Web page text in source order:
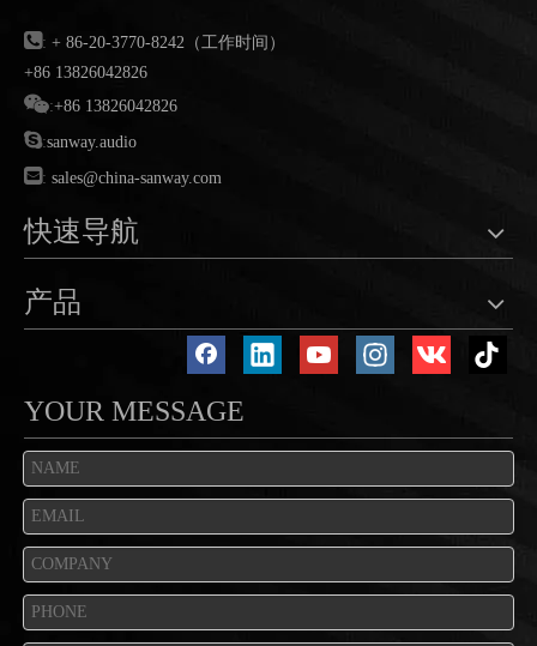
: + 86-20-3770-8242（工作时间）
+86 13826042826
:+86 13826042826
:sanway.audio
: sales@china-sanway.com
快速导航
产品
YOUR MESSAGE